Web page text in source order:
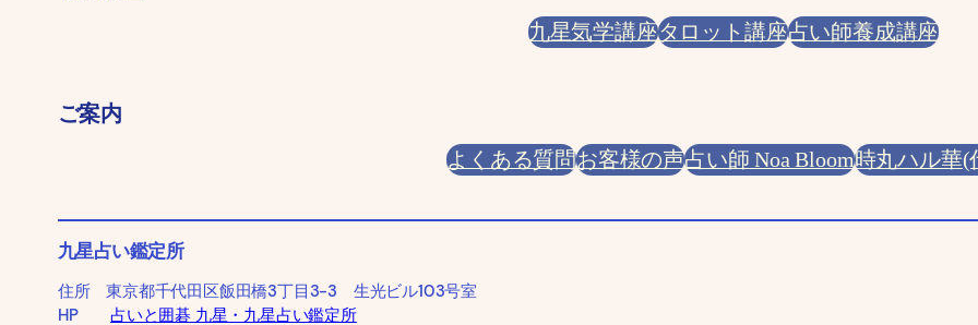
九星気学講座タロット講座占い師養成講座
ご案内
よくある質問お客様の声占い師 Noa Bloom時丸ハル華(
九星占い鑑定所
住所 東京都千代田区飯田橋3丁目3-3 生光ビル103号室
HP 占いと囲碁 九星・九星占い鑑定所